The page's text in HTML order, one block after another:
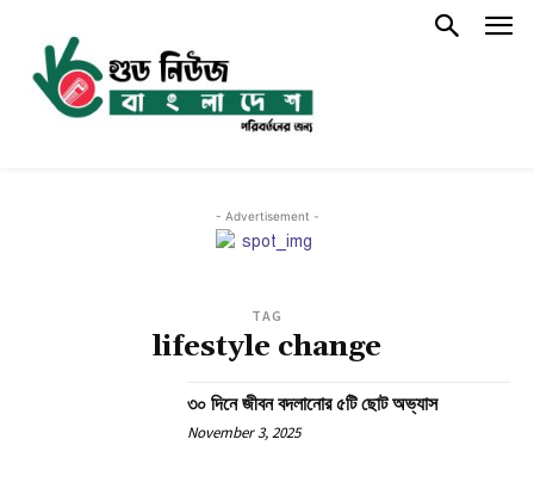
- Advertisement -
TAG
lifestyle change
৩০ দিনে জীবন বদলানোর ৫টি ছোট অভ্যাস
November 3, 2025